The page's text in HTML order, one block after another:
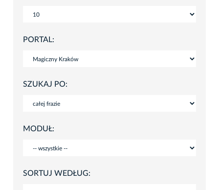
PORTAL:
SZUKAJ PO:
MODUŁ:
SORTUJ WEDŁUG: